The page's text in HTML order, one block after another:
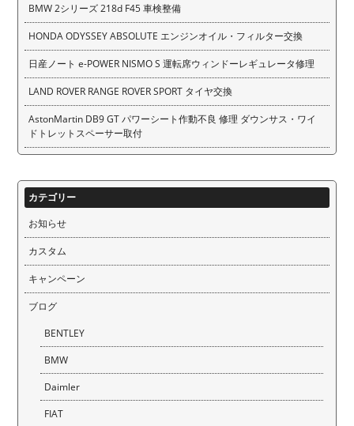
BMW 2シリーズ 218d F45 車検整備
HONDA ODYSSEY ABSOLUTE エンジンオイル・フィルター交換
日産ノート e-POWER NISMO S 運転席ウィンドーレギュレータ修理
LAND ROVER RANGE ROVER SPORT タイヤ交換
AstonMartin DB9 GT パワーシート作動不良 修理 ダウンサス・ワイ
ドトレットスペーサー取付
カテゴリー
お知らせ
カスタム
キャンペーン
ブログ
BENTLEY
BMW
Daimler
FIAT